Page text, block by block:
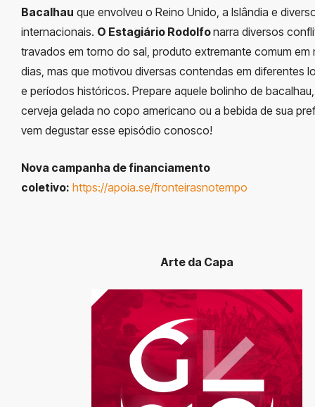
Bacalhau que envolveu o Reino Unido, a Islândia e
internacionais. O Estagiário Rodolfonarra diversos
travados em torno do sal, produto extremante comum em
dias, mas que motivou diversas contendas em diferentes
e períodos históricos. Prepare aquele bolinho de
cerveja gelada no copo americano ou a bebida de sua
vem degustar esse episódio conosco!
Nova campanha de financiamento
coletivo: https://apoia.se/fronteirasnotempo
Arte da Capa